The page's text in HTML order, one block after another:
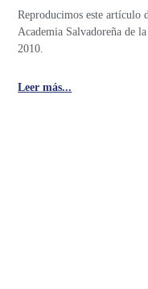
Reproducimos este artículo
Academia Salvadoreña de
2010.
Leer más...